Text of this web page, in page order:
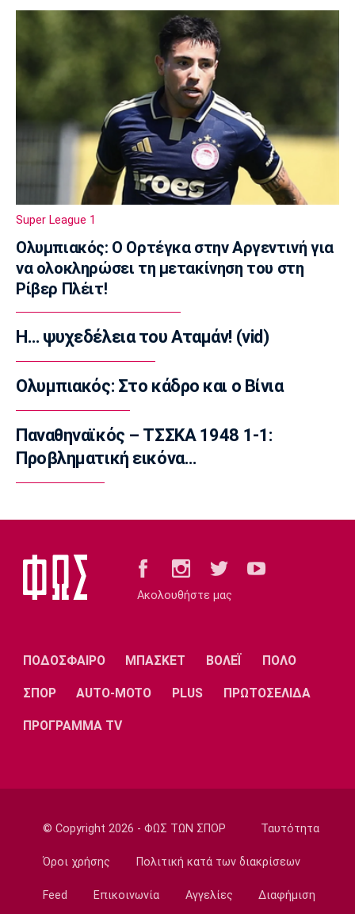
Μακάμπι Τελ Αβίβ: Φιλικά προετοιμασίας με
Ολυμπιακό και Άρη
18:50
Εθνικές Μπάσκετ
Κατσικάρης: «Αν συσπειρωθεί αυτή η Εθνική
μπορούμε να καταφέρουμε πολύ όμορφα
πράγματα»
Super League 1
Ο Βολιάκο στην Κρεμόνεζε
18:20
Εθνικές Μπάσκετ
Σπανούλης: «Θα είμαι χαρούμενος με ένα
μετάλλιο»
18:05
Super League 1
ΟΦΗ: «Καπνός» 3.000 εισιτήρια για το Super
Cup!
Super League 2
AEΛ: Δικός της ο Ανδρέας Μακρής
17:35
Μπάσκετ
Παγκοσμίου 2027
Super League 2
AEΛ: Ενίσχυση με Μακρή και Παπαγεωργίου
16:35
Αρτέτα: «Οι παίκτες ήταν έξαλλοι μετά την
ήττα από τη Μπέτις»
Super League 1
Ολυμπιακός: Ο Ορτέγκα στην Αργεντινή για
να ολοκληρώσει τη μετακίνηση του στη
Ρίβερ Πλέιτ!
Η… ψυχεδέλεια του Αταμάν! (vid)
Ολυμπιακός: Στο κάδρο και ο Βίνια
Παναθηναϊκός – ΤΣΣΚΑ 1948 1-1:
Προβληματική εικόνα…
Ακολουθήστε μας
ΠΟΔΟΣΦΑΙΡΟ ΜΠΑΣΚΕΤ ΒΟΛΕΪ ΠΟΛΟ
ΣΠΟΡ AUTO-MOTO PLUS ΠΡΩΤΟΣΕΛΙΔΑ
ΠΡΟΓΡΑΜΜΑ TV
© Copyright 2026 - ΦΩΣ ΤΩΝ ΣΠΟΡ Ταυτότητα
Όροι χρήσης Πολιτική κατά των διακρίσεων
Feed Επικοινωνία Αγγελίες Διαφήμιση